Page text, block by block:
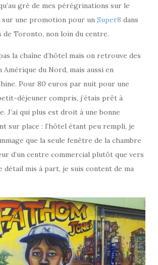
gré de mes pérégrinations sur le
sur une promotion pour un Super8 dans
Toronto, non loin du centre.
la chaîne d’hôtel mais on retrouve des
du Nord, mais aussi en
Pour 80 euros par nuit pour une
déjeuner compris, j’étais prêt à
J’ai qui plus est droit à une bonne
sur place : l’hôtel étant peu rempli, je
que la seule fenêtre de la chambre
d’un centre commercial plutôt que vers
détail mis à part, je suis content de ma